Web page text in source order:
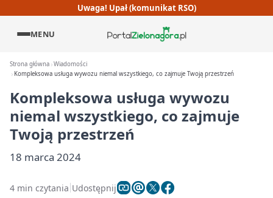
Uwaga! Upał (komunikat RSO)
MENU
Strona główna Wiadomości
Kompleksowa usługa wywozu niemal wszystkiego, co zajmuje Twoją przestrzeń
Kompleksowa usługa wywozu
niemal wszystkiego, co zajmuje
Twoją przestrzeń
18 marca 2024
4 min czytania Udostępnij